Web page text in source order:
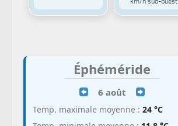
Éphéméride
6 août
Temp. maximale moyenne : 24 °C